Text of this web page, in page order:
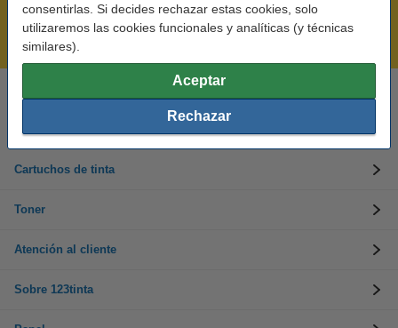
consentirlas. Si decides rechazar estas cookies, solo
utilizaremos las cookies funcionales y analíticas (y técnicas
similares).
Aceptar
Rechazar
¡Recibe en 24 horas!
Mejor Precio Garantizado
Llámanos al 900 123 247
En días laborables de 09:00 a 20:00.
Cartuchos de tinta
Toner
Atención al cliente
Sobre 123tinta